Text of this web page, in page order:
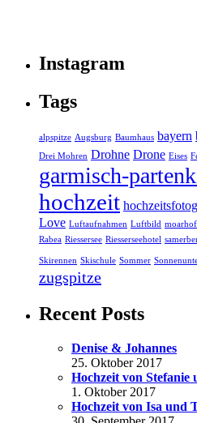
Instagram
Tags
alpspitze Augsburg Baumhaus bayern
Drei Mohren Drohne Drone Eises
garmisch-
hochzeit
Love Luftaufnahmen Luftbild moarhof
Rabea Riessersee Riesserseehotel
Skirennen Skischule Sommer
zugspitze
Recent Posts
Denise & Johannes
25. Oktober 2017
Hochzeit von Stefanie
1. Oktober 2017
Hochzeit von Isa und